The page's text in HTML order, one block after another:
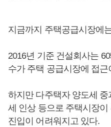
지금까지 주택공급시장에
2016년 기준 건설회사는
수가 주택 공급시장에 접근
하지만 다주택자 양도세
세 인상 등으로 주택시장
진입이 어려워지고 있다.